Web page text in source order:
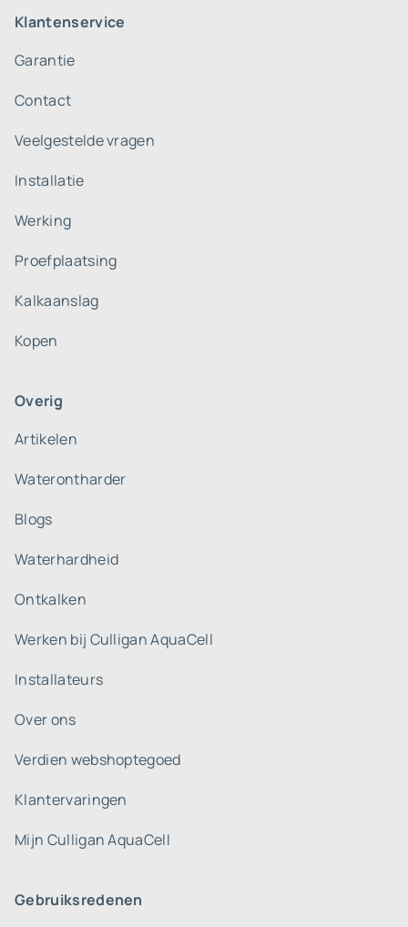
Klantenservice
Garantie
Contact
Veelgestelde vragen
Installatie
Werking
Proefplaatsing
Kalkaanslag
Kopen
Overig
Artikelen
Waterontharder
Blogs
Waterhardheid
Ontkalken
Werken bij Culligan AquaCell
Installateurs
Over ons
Verdien webshoptegoed
Klantervaringen
Mijn Culligan AquaCell
Gebruiksredenen